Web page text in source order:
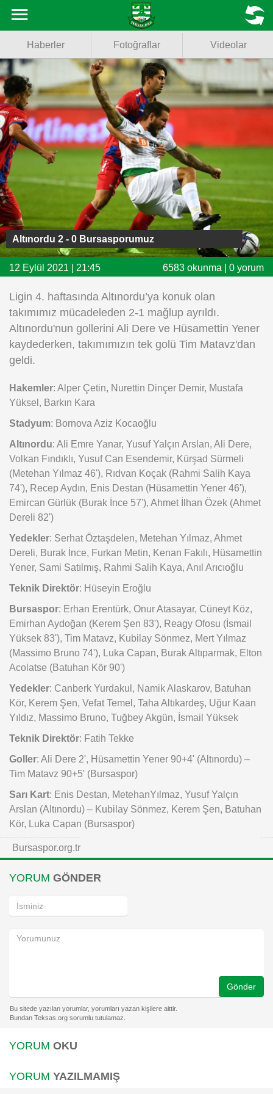
Fotoğraflar
Videolar
Basketbol
Voleybol
Puan Durumu
Facebook
Twitter
Instagram
Android
MENU
Haberler Fotoğraflar Videolar
Altınordu 2 - 0 Bursasporumuz
12 Eylül 2021 | 21:45 6583 okunma | 0 yorum
Ligin 4. haftasında Altınordu’ya konuk olan
takımımız mücadeleden 2-1 mağlup ayrıldı.
Altınordu'nun gollerini Ali Dere ve Hüsamettin Yener
kaydederken, takımımızın tek golü Tim Matavz'dan
geldi.
Hakemler: Alper Çetin, Nurettin Dinçer Demir, Mustafa
Yüksel, Barkın Kara
Stadyum: Bornova Aziz Kocaoğlu
Altınordu: Ali Emre Yanar, Yusuf Yalçın Arslan, Ali Dere,
Volkan Fındıklı, Yusuf Can Esendemir, Kürşad Sürmeli
(Metehan Yılmaz 46'), Rıdvan Koçak (Rahmi Salih Kaya
74'), Recep Aydın, Enis Destan (Hüsamettin Yener 46'),
Emircan Gürlük (Burak İnce 57'), Ahmet İlhan Özek (Ahmet
Dereli 82')
Yedekler: Serhat Öztaşdelen, Metehan Yılmaz, Ahmet
Dereli, Burak İnce, Furkan Metin, Kenan Fakılı, Hüsamettin
Yener, Sami Satılmış, Rahmi Salih Kaya, Anıl Arıcıoğlu
Teknik Direktör: Hüseyin Eroğlu
Bursaspor: Erhan Erentürk, Onur Atasayar, Cüneyt Köz,
Emirhan Aydoğan (Kerem Şen 83'), Reagy Ofosu (İsmail
Yüksek 83'), Tim Matavz, Kubilay Sönmez, Mert Yılmaz
(Massimo Bruno 74'), Luka Capan, Burak Altıparmak, Elton
Acolatse (Batuhan Kör 90')
Yedekler: Canberk Yurdakul, Namik Alaskarov, Batuhan
Kör, Kerem Şen, Vefat Temel, Taha Altıkardeş, Uğur Kaan
Yıldız, Massimo Bruno, Tuğbey Akgün, İsmail Yüksek
Teknik Direktör: Fatih Tekke
Goller: Ali Dere 2', Hüsamettin Yener 90+4' (Altınordu) –
Tim Matavz 90+5' (Bursaspor)
Sarı Kart: Enis Destan, MetehanYılmaz, Yusuf Yalçın
Arslan (Altınordu) – Kubilay Sönmez, Kerem Şen, Batuhan
Kör, Luka Capan (Bursaspor)
Bursaspor.org.tr
YORUM GÖNDER
Gönder
YORUM OKU
YORUM YAZILMAMIŞ